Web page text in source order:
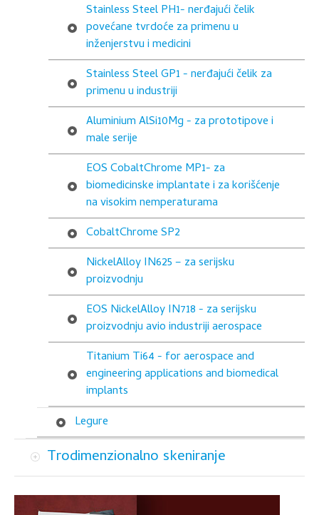
Stainless Steel PH1- nerđajući čelik
povećane tvrdoće za primenu u
inženjerstvu i medicini
Stainless Steel GP1 - nerđajući čelik za
primenu u industriji
Aluminium AlSi10Mg - za prototipove i
male serije
EOS CobaltChrome MP1- za
biomedicinske implantate i za korišćenje
na visokim nemperaturama
CobaltChrome SP2
NickelAlloy IN625 – za serijsku
proizvodnju
EOS NickelAlloy IN718 - za serijsku
proizvodnju avio industriji aerospace
Titanium Ti64 - for aerospace and
engineering applications and biomedical
implants
Legure
Trodimenzionalno skeniranje